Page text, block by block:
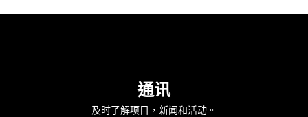
通讯
及时了解项目，新闻和活动。